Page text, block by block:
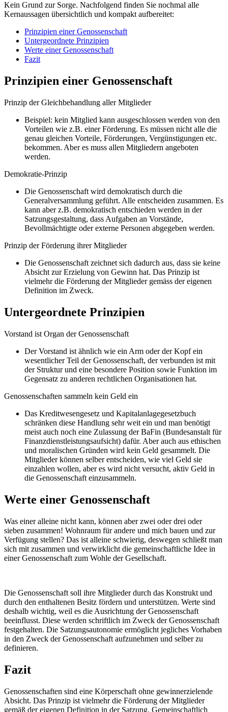
Kein Grund zur Sorge. Nachfolgend finden Sie nochmal alle
Kernaussagen übersichtlich und kompakt aufbereitet:
Prinzipien einer Genossenschaft
Untergeordnete Prinzipien
Werte einer Genossenschaft
Fazit
Prinzipien einer Genossenschaft
Prinzip der Gleichbehandlung aller Mitglieder
Beispiel: kein Mitglied kann ausgeschlossen werden von den
Vorteilen wie z.B. einer Förderung. Es müssen nicht alle die
genau gleichen Vorteile, Förderungen, Vergünstigungen etc.
bekommen. Aber es muss allen Mitgliedern angeboten
werden.
Demokratie-Prinzip
Die Genossenschaft wird demokratisch durch die
Generalversammlung geführt. Alle entscheiden zusammen. Es
kann aber z.B. demokratisch entschieden werden in der
Satzungsgestaltung, dass Aufgaben an Vorstände,
Bevollmächtigte oder externe Personen abgegeben werden.
Prinzip der Förderung ihrer Mitglieder
Die Genossenschaft zeichnet sich dadurch aus, dass sie keine
Absicht zur Erzielung von Gewinn hat. Das Prinzip ist
vielmehr die Förderung der Mitglieder gemäss der eigenen
Definition im Zweck.
Untergeordnete Prinzipien
Vorstand ist Organ der Genossenschaft
Der Vorstand ist ähnlich wie ein Arm oder der Kopf ein
wesentlicher Teil der Genossenschaft, der verbunden ist mit
der Struktur und eine besondere Position sowie Funktion im
Gegensatz zu anderen rechtlichen Organisationen hat.
Genossenschaften sammeln kein Geld ein
Das Kreditwesengesetz und Kapitalanlagegesetzbuch
schränken diese Handlung sehr weit ein und man benötigt
meist auch noch eine Zulassung der BaFin (Bundesanstalt für
Finanzdienstleistungsaufsicht) dafür. Aber auch aus ethischen
und moralischen Gründen wird kein Geld gesammelt. Die
Mitglieder können selber entscheiden, wie viel Geld sie
einzahlen wollen, aber es wird nicht versucht, aktiv Geld in
die Genossenschaft einzusammeln.
Werte einer Genossenschaft
Was einer alleine nicht kann, können aber zwei oder drei oder
sieben zusammen! Wohnraum für andere und mich bauen und zur
Verfügung stellen? Das ist alleine schwierig, deswegen schließt man
sich mit zusammen und verwirklicht die gemeinschaftliche Idee in
einer Genossenschaft zum Wohle der Gesellschaft.
Die Genossenschaft soll ihre Mitglieder durch das Konstrukt und
durch den enthaltenen Besitz fördern und unterstützen. Werte sind
deshalb wichtig, weil es die Ausrichtung der Genossenschaft
beeinflusst. Diese werden schriftlich im Zweck der Genossenschaft
festgehalten. Die Satzungsautonomie ermöglicht jegliches Vorhaben
in den Zweck der Genossenschaft aufzunehmen und selber zu
definieren.
Fazit
Genossenschaften sind eine Körperschaft ohne gewinnerzielende
Absicht. Das Prinzip ist vielmehr die Förderung der Mitglieder
gemäß der eigenen Definition in der Satzung. Gemeinschaftlich